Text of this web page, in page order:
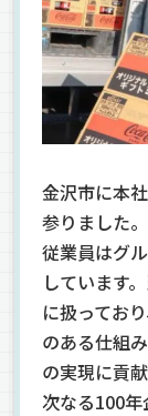
金沢市に本
参りました
従業員はグ
しています
に扱ってお
のある仕組
の実現に貢
次なる100